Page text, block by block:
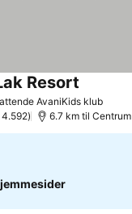
AvaniKids klub
Resort
4.592 6.7 km til Centrum